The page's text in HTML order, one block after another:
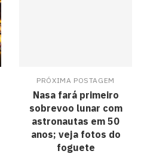
PRÓXIMA POSTAGEM
Nasa fará primeiro
sobrevoo lunar com
astronautas em 50
anos; veja fotos do
foguete